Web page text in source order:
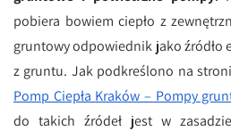
pobiera bowiem ciepło z
gruntowy odpowiednik jako źródło
z gruntu. Jak podkreślono na
Pomp Ciepła Kraków – Pompy
do takich źródeł jest w